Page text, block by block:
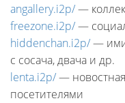
angallery.i2p/—
freezone.i2p/—
hiddenchan.i2p/—
с сосача, двача и др.
lenta.i2p/—
посетителями